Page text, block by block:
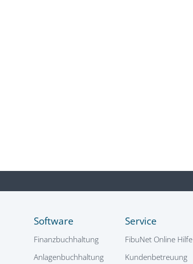
Software
Finanzbuchhaltung
Anlagenbuchhaltung
Service
FibuNet Online Hilfe
Kundenbetreuung